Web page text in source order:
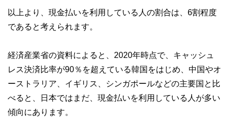
以上より、現金払いを利用している人の割合は、6割程度
であると考えられます。
経済産業省の資料によると、2020年時点で、キャッシュ
レス決済比率が90％を超えている韓国をはじめ、中国やオ
ーストラリア、イギリス、シンガポールなどの主要国と比
べると、日本ではまだ、現金払いを利用している人が多い
傾向にあります。